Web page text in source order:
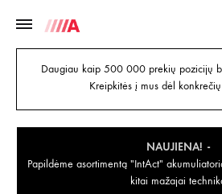
Daugiau kaip 500 000 prekių pozicijų
Kreipkitės į mus dėl
NAUJIENA!
Papildėme asortimentą "IntAct"
kitai mažajai